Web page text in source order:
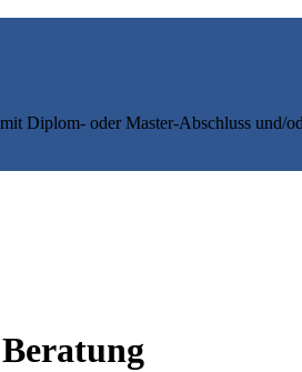
Diplom- oder Master-Abschluss und/